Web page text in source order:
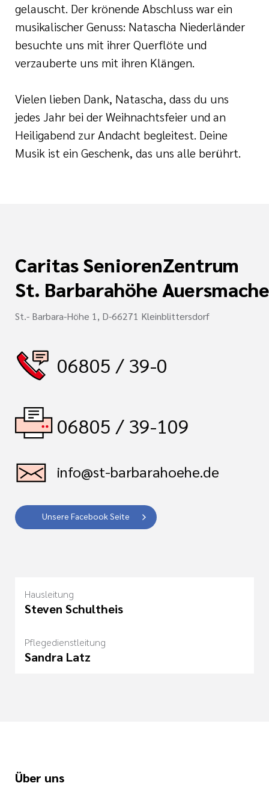
gelauscht. Der krönende Abschluss war ein
musikalischer Genuss: Natascha Niederländer
besuchte uns mit ihrer Querflöte und
verzauberte uns mit ihren Klängen.
Vielen lieben Dank, Natascha, dass du uns
jedes Jahr bei der Weihnachtsfeier und an
Heiligabend zur Andacht begleitest. Deine
Musik ist ein Geschenk, das uns alle berührt.
Caritas SeniorenZentrum
St. Barbarahöhe
St.- Barbara-Höhe 1, D-66271 Kleinblittersdorf
06805 / 39-0
06805 / 39-109
info@st-barbarahoehe.de
Unsere Facebook Seite
Hausleitung
Steven Schultheis
Pflegedienstleitung
Sandra Latz
Über uns